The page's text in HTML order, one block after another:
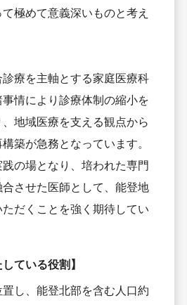
極めて意義深いものと考え
療を主軸とする家庭医療科
情により診療体制の縮小を
地域医療を支える観点から
築が急務となっています。
の場となり、培われた専門
させた医師として、能登地
だくことを強く期待してい
ている役割】
し、能登北部を含む人口約